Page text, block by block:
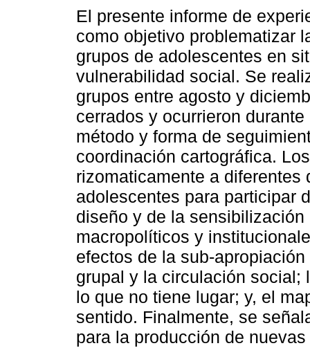
El presente informe de
como objetivo problematizar
grupos de adolescentes en
vulnerabilidad social. Se
grupos entre agosto y
cerrados y ocurrieron
método y forma de
coordinación cartográfica.
rizomaticamente a
adolescentes para participar
diseño y de la
macropolíticos y
efectos de la sub-
grupal y la circulación social;
lo que no tiene lugar; y, el
sentido. Finalmente, se
para la producción de